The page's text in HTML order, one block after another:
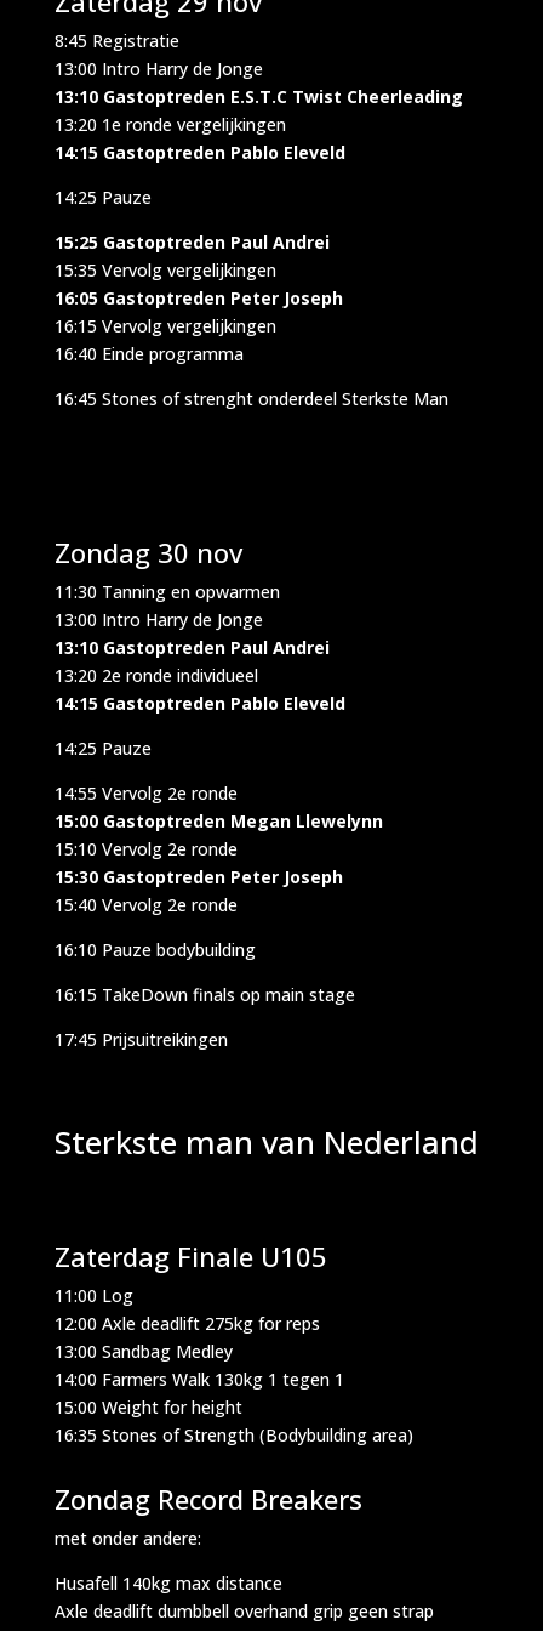
8:45 Registratie
13:00 Intro Harry de Jonge
13:10 Gastoptreden E.S.T.C Twist Cheerleading
13:20 1e ronde vergelijkingen
14:15 Gastoptreden Pablo Eleveld
14:25 Pauze
15:25 Gastoptreden Paul Andrei
15:35 Vervolg vergelijkingen
16:05 Gastoptreden Peter Joseph
16:15 Vervolg vergelijkingen
16:40 Einde programma
16:45 Stones of strenght onderdeel Sterkste Man
Zondag 30 nov
11:30 Tanning en opwarmen
13:00 Intro Harry de Jonge
13:10 Gastoptreden Paul Andrei
13:20 2e ronde individueel
14:15 Gastoptreden Pablo Eleveld
14:25 Pauze
14:55 Vervolg 2e ronde
15:00 Gastoptreden Megan Llewelynn
15:10 Vervolg 2e ronde
15:30 Gastoptreden Peter Joseph
15:40 Vervolg 2e ronde
16:10 Pauze bodybuilding
16:15 TakeDown finals op main stage
17:45 Prijsuitreikingen
Sterkste man van Nederland
Zaterdag Finale U105
11:00 Log
12:00 Axle deadlift 275kg for reps
13:00 Sandbag Medley
14:00 Farmers Walk 130kg 1 tegen 1
15:00 Weight for height
16:35 Stones of Strength (Bodybuilding area)
Zondag Record Breakers
met onder andere:
Husafell 140kg max distance
Axle deadlift dumbbell overhand grip geen strap